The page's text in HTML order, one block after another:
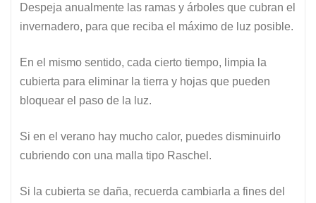
Despeja anualmente las ramas y árboles que cubran el
invernadero, para que reciba el máximo de luz posible.
En el mismo sentido, cada cierto tiempo, limpia la
cubierta para eliminar la tierra y hojas que pueden
bloquear el paso de la luz.
Si en el verano hay mucho calor, puedes disminuirlo
cubriendo con una malla tipo Raschel.
Si la cubierta se daña, recuerda cambiarla a fines del